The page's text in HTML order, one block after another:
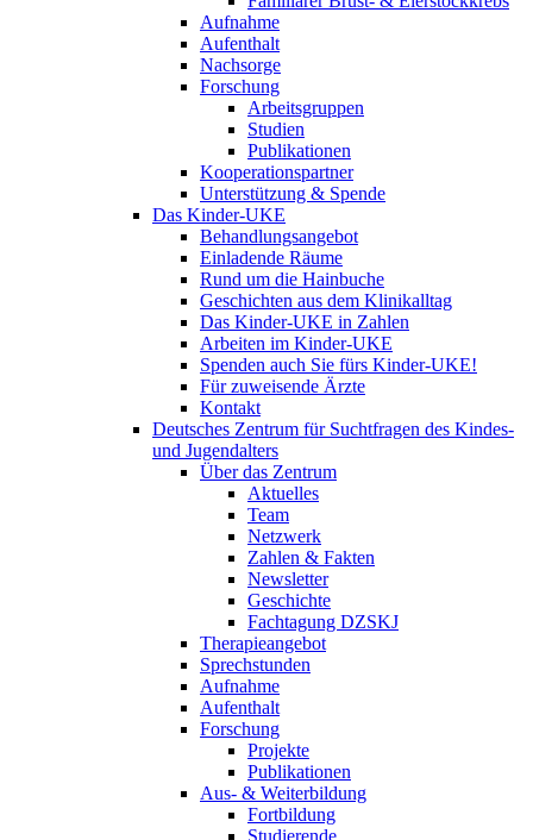
Aufnahme
Aufenthalt
Nachsorge
Forschung
Arbeitsgruppen
Studien
Publikationen
Kooperationspartner
Unterstützung & Spende
Das Kinder-UKE
Behandlungsangebot
Einladende Räume
Rund um die Hainbuche
Geschichten aus dem Klinikalltag
Das Kinder-UKE in Zahlen
Arbeiten im Kinder-UKE
Spenden auch Sie fürs Kinder-UKE!
Für zuweisende Ärzte
Kontakt
Deutsches Zentrum für Suchtfragen des Kindes-
und Jugendalters
Über das Zentrum
Aktuelles
Team
Netzwerk
Zahlen & Fakten
Newsletter
Geschichte
Fachtagung DZSKJ
Therapieangebot
Sprechstunden
Aufnahme
Aufenthalt
Forschung
Projekte
Publikationen
Aus- & Weiterbildung
Fortbildung
Studierende